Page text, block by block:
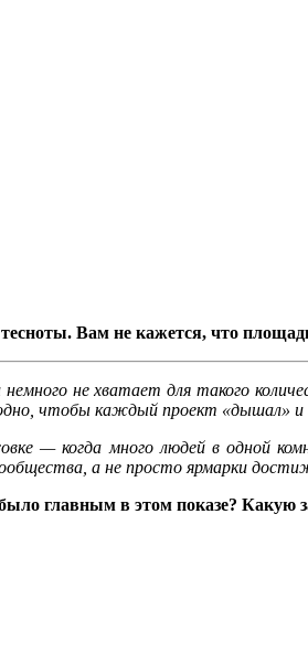
Вам не кажется, что
не хватает для такого
чтобы каждый проект «дышал» и
— когда много людей в одной
а не просто ярмарки
главным в этом показе? Какую